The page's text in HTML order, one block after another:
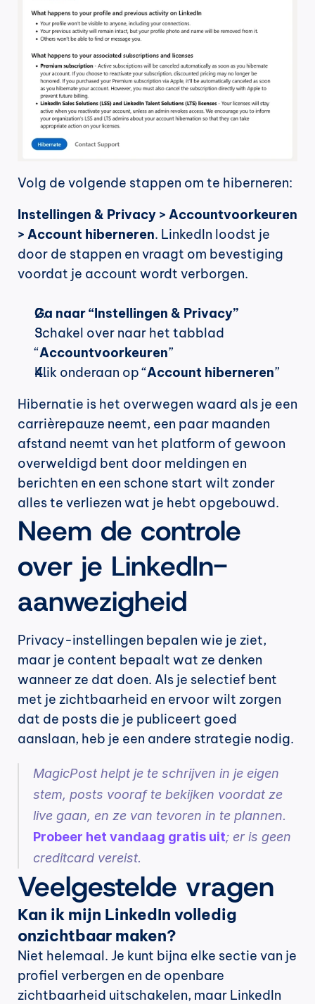
Volg de volgende stappen om te hiberneren:
Instellingen & Privacy > Accountvoorkeuren
> Account hiberneren. LinkedIn loodst je
door de stappen en vraagt om bevestiging
voordat je account wordt verborgen.
Ga naar “Instellingen & Privacy”
Schakel over naar het tabblad
“Accountvoorkeuren”
Klik onderaan op “Account hiberneren”
Hibernatie is het overwegen waard als je een
carrièrepauze neemt, een paar maanden
afstand neemt van het platform of gewoon
overweldigd bent door meldingen en
berichten en een schone start wilt zonder
alles te verliezen wat je hebt opgebouwd.
Neem de controle
over je LinkedIn-
aanwezigheid
Privacy-instellingen bepalen wie je ziet,
maar je content bepaalt wat ze denken
wanneer ze dat doen. Als je selectief bent
met je zichtbaarheid en ervoor wilt zorgen
dat de posts die je publiceert goed
aanslaan, heb je een andere strategie nodig.
MagicPost helpt je te schrijven in je eigen
stem, posts vooraf te bekijken voordat ze
Probeer het vandaag gratis uit; er is geen
creditcard vereist.
Veelgestelde vragen
Kan ik mijn LinkedIn volledig
onzichtbaar maken?
Niet helemaal. Je kunt bijna elke sectie van je
profiel verbergen en de openbare
zichtbaarheid uitschakelen, maar LinkedIn